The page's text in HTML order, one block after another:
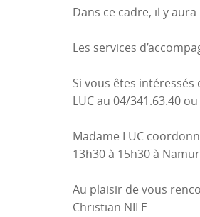
Dans ce cadre, il y
Les services
Si vous êtes
LUC au 04/341.63.40
Madame LUC
13h30 à 15h30 à
Au plaisir de vous
Christian NILE